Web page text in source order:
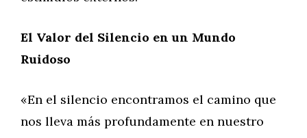
El Valor del Silencio en un Mundo
Ruidoso
«En el silencio encontramos el camino que
nos lleva más profundamente en nuestro